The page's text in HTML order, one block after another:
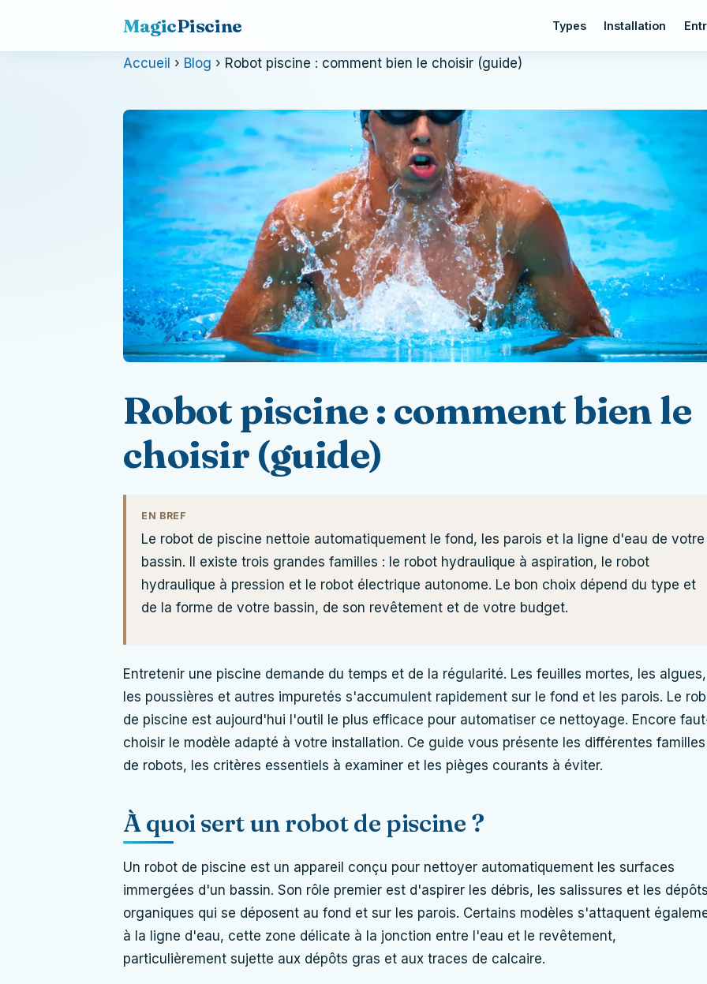
MagicPiscine Types Installation
Accueil › Blog › Robot piscine : comment bien le choisir (guide)
Robot piscine : comment bien le
choisir (guide)
EN BREF
Le robot de piscine nettoie automatiquement le fond, les parois et la ligne d'eau de votre
bassin. Il existe trois grandes familles : le robot hydraulique à aspiration, le robot
hydraulique à pression et le robot électrique autonome. Le bon choix dépend du type et
de la forme de votre bassin, de son revêtement et de votre budget.
Entretenir une piscine demande du temps et de la régularité. Les feuilles mortes, les algues,
les poussières et autres impuretés s'accumulent rapidement sur le fond et les parois. Le
de piscine est aujourd'hui l'outil le plus efficace pour automatiser ce nettoyage. Encore
choisir le modèle adapté à votre installation. Ce guide vous présente les différentes familles
de robots, les critères essentiels à examiner et les pièges courants à éviter.
À quoi sert un robot de piscine ?
Un robot de piscine est un appareil conçu pour nettoyer automatiquement les surfaces
immergées d'un bassin. Son rôle premier est d'aspirer les débris, les salissures et les
organiques qui se déposent au fond et sur les parois. Certains modèles s'attaquent
à la ligne d'eau, cette zone délicate à la jonction entre l'eau et le revêtement,
particulièrement sujette aux dépôts gras et aux traces de calcaire.